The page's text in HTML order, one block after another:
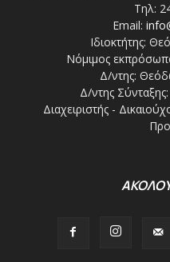
Τηλ:
Email:
Ιδιοκτήτης:
Νόμιμος
Δ/ντης:
Δ/ντης
Διαχειριστής -